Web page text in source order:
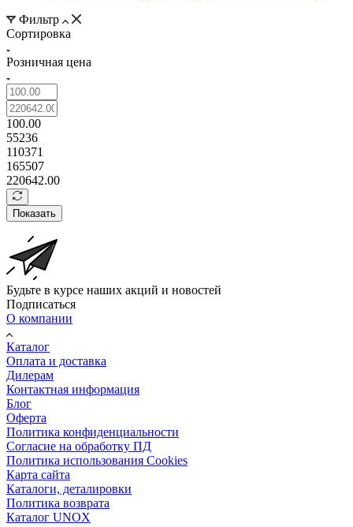
Фильтр
Сортировка
Розничная цена
100.00
55236
110371
165507
220642.00
Показать
Будьте в курсе наших акций и новостей
Подписаться
О компании
Каталог
Оплата и доставка
Дилерам
Контактная информация
Блог
Оферта
Политика конфиденциальности
Согласие на обработку ПД
Политика использования Cookies
Карта сайта
Каталоги, деталировки
Политика возврата
Каталог UNOX